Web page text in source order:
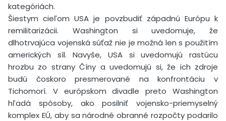
kategóriách.
Šiestym cieľom USA je povzbudiť západnú Európu k
remilitarizácii. Washington si uvedomuje, že
dlhotrvajúca vojenská súťaž nie je možná len s použitím
amerických síl. Navyše, USA si uvedomujú rastúcu
hrozbu zo strany Číny a uvedomujú si, že ich zdroje
budú čoskoro presmerované na konfrontáciu v
Tichomorí. V európskom divadle preto Washington
hľadá spôsoby, ako posilniť vojensko-priemyselný
komplex EÚ, aby sa národné obranné rozpočty podarilo